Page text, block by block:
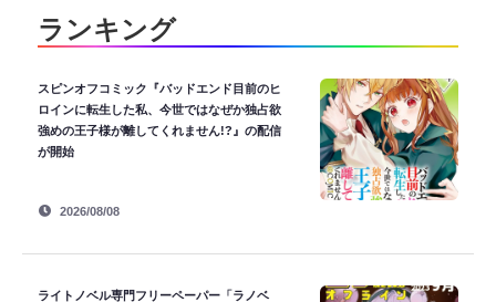
ランキング
スピンオフコミック『バッドエンド目前のヒ
ロインに転生した私、今世ではなぜか独占欲
強めの王子様が離してくれません!?』の配信
が開始
2026/08/08
ライトノベル専門フリーペーパー「ラノベ